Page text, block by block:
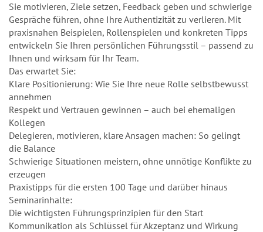
Sie motivieren, Ziele setzen, Feedback geben und schwierige
Gespräche führen, ohne Ihre Authentizität zu verlieren. Mit
praxisnahen Beispielen, Rollenspielen und konkreten Tipps
entwickeln Sie Ihren persönlichen Führungsstil – passend zu
Ihnen und wirksam für Ihr Team.
Das erwartet Sie:
Klare Positionierung: Wie Sie Ihre neue Rolle selbstbewusst
annehmen
Respekt und Vertrauen gewinnen – auch bei ehemaligen
Kollegen
Delegieren, motivieren, klare Ansagen machen: So gelingt
die Balance
Schwierige Situationen meistern, ohne unnötige Konflikte zu
erzeugen
Praxistipps für die ersten 100 Tage und darüber hinaus
Seminarinhalte:
Die wichtigsten Führungsprinzipien für den Start
Kommunikation als Schlüssel für Akzeptanz und Wirkung